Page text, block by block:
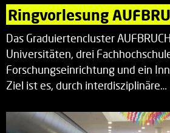
Ringvorlesung
Das Graduiertencluster
Universitäten, drei
Forschungseinrichtung und ein
Ziel ist es, durch interdisziplinäre…